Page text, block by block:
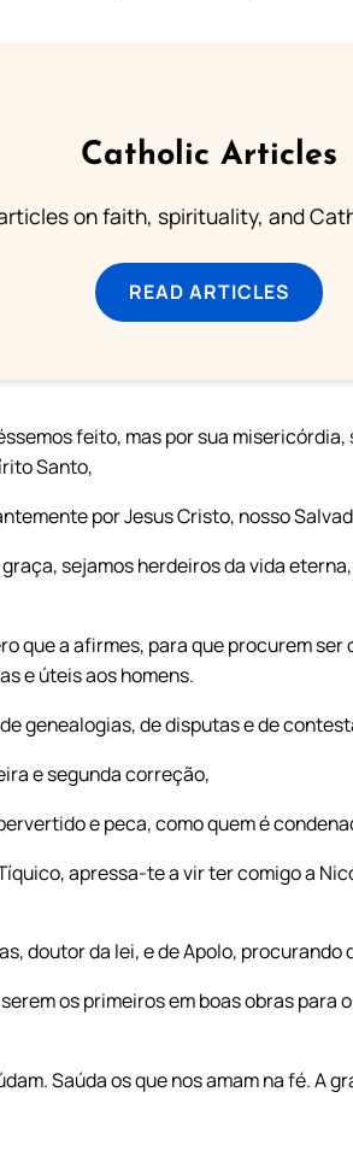
Catholic Articles
on faith, spirituality, and
READ ARTICLES
feito, mas por sua
Santo,
por Jesus Cristo, nosso
sejamos herdeiros da vida
que a afirmes, para que procurem
e úteis aos homens.
genealogias, de disputas e de
e segunda correção,
e peca, como quem é
apressa-te a vir ter comigo a
doutor da lei, e de Apolo, procurando
os primeiros em boas obras para
Saúda os que nos amam na fé. A